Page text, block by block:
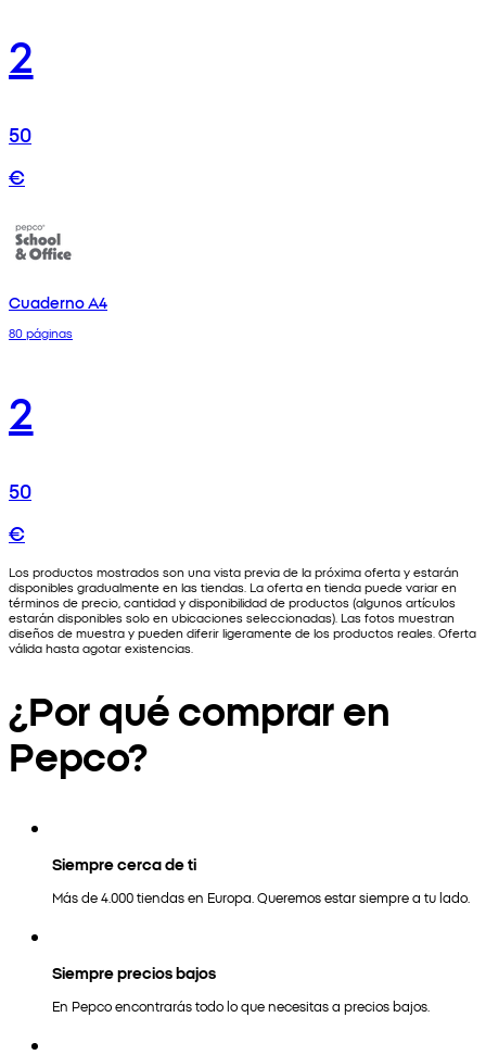
2
50
€
Cuaderno A4
80 páginas
2
50
€
Los productos mostrados son una vista previa de la próxima oferta y estarán
disponibles gradualmente en las tiendas. La oferta en tienda puede variar en
términos de precio, cantidad y disponibilidad de productos (algunos artículos
estarán disponibles solo en ubicaciones seleccionadas). Las fotos muestran
diseños de muestra y pueden diferir ligeramente de los productos reales. Oferta
válida hasta agotar existencias.
¿Por qué comprar en
Pepco?
Siempre cerca de ti
Más de 4.000 tiendas en Europa. Queremos estar siempre a tu lado.
Siempre precios bajos
En Pepco encontrarás todo lo que necesitas a precios bajos.